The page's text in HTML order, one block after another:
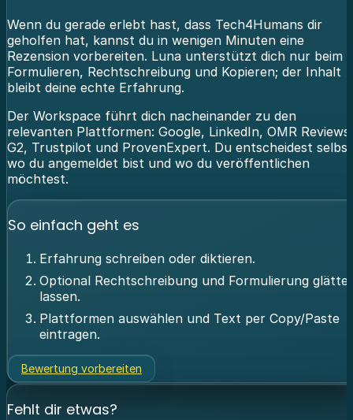
Wenn du gerade erlebt hast, dass Tech4Humans dir
geholfen hat, kannst du in wenigen Minuten eine
Rezension vorbereiten. Luna unterstützt dich nur beim
Formulieren, Rechtschreibung und Kopieren; der Inhalt
bleibt deine echte Erfahrung.
Der Workspace führt dich nacheinander zu den
relevanten Plattformen: Google, LinkedIn, OMR Reviews,
G2, Trustpilot und ProvenExpert. Du entscheidest
wo du angemeldet bist und wo du veröffentlichen
möchtest.
So einfach geht es
Erfahrung schreiben oder diktieren.
Optional Rechtschreibung und Formulierung
lassen.
Plattformen auswählen und Text per Copy/Paste
eintragen.
Bewertung vorbereiten
Fehlt dir etwas?